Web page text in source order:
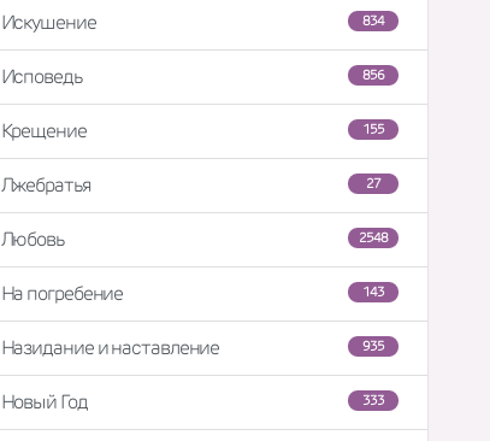
834
Искушение
856
Исповедь
155
Крещение
27
Лжебратья
2548
Любовь
143
На погребение
935
Назидание и наставление
333
Новый Год